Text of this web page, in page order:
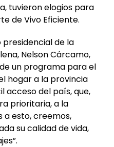
tuvieron elogios para
de Vivo Eficiente.
presidencial de la
Nelson Cárcamo,
un programa para el
hogar a la provincia
acceso del país, que,
prioritaria, a la
a esto, creemos,
su calidad de vida,